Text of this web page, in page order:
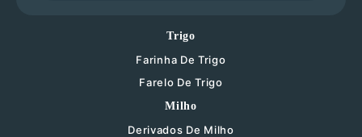
Trigo
Farinha De Trigo
Farelo De Trigo
Milho
Derivados De Milho